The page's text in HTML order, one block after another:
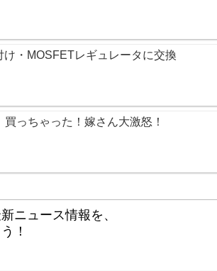
・MOSFETレギュレータに交換 
買っちゃった！嫁さん大激怒！
ニュース情報を、
！